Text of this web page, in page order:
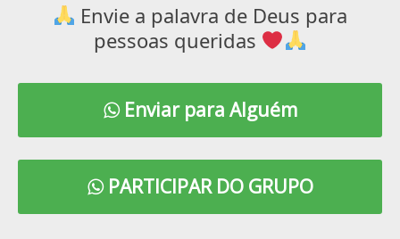
Envie a palavra de Deus para
pessoas queridas
Enviar para Alguém
PARTICIPAR DO GRUPO